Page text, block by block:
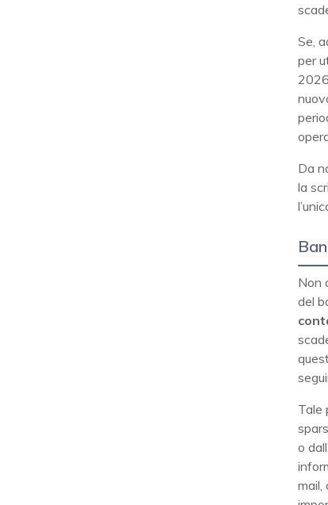
Se,
per
Da
la
Non
del
Tale
o
mail,